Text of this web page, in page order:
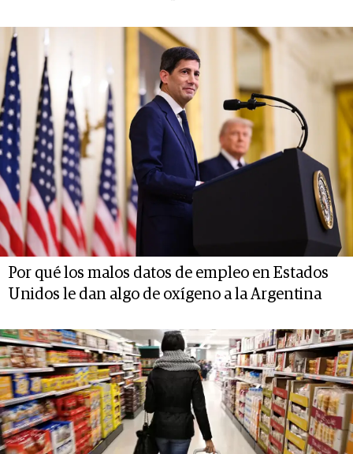
Por qué los malos datos de empleo en Estados
Unidos le dan algo de oxígeno a la Argentina